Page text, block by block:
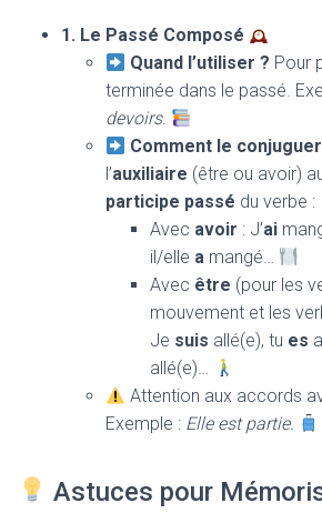
1. Le Passé Composé
Quand l’utiliser ? Pour
terminée dans le passé.
devoirs.
Comment le
l’auxiliaire (être ou avoir)
participe passé du verbe :
Avec avoir : J’ai
il/elle a mangé…
Avec être (pour les
mouvement et les
Je suis allé(e), tu es
allé(e)…
Attention aux accords
Exemple : Elle est partie.
Astuces pour